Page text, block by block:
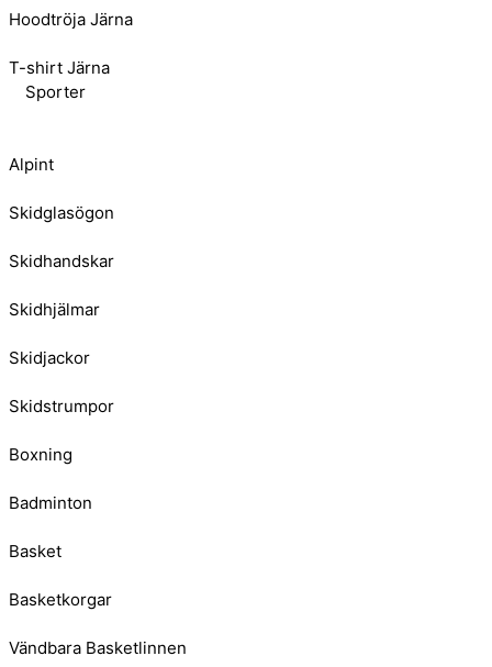
Hoodtröja Järna
T-shirt Järna
Sporter
Alpint
Skidglasögon
Skidhandskar
Skidhjälmar
Skidjackor
Skidstrumpor
Boxning
Badminton
Basket
Basketkorgar
Vändbara Basketlinnen